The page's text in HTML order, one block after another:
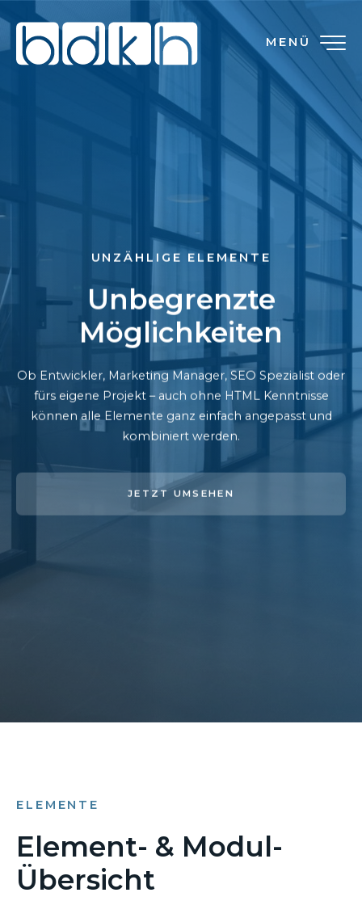
MENÜ
UNZÄHLIGE ELEMENTE
Unbegrenzte
Möglichkeiten
Ob Entwickler, Marketing Manager, SEO Spezialist oder
fürs eigene Projekt – auch ohne HTML Kenntnisse
können alle Elemente ganz einfach angepasst und
kombiniert werden.
JETZT UMSEHEN
ELEMENTE
Element- & Modul-
Übersicht